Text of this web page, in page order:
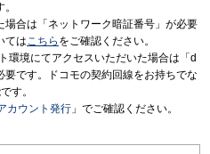
場合は「ネットワーク暗証番号」が必要
てはこちら をご確認ください。
環境にてアクセスいただいた場合は「d
です。ドコモの契約回線をお持ちでな
す。
カウント発行 」でご確認ください。